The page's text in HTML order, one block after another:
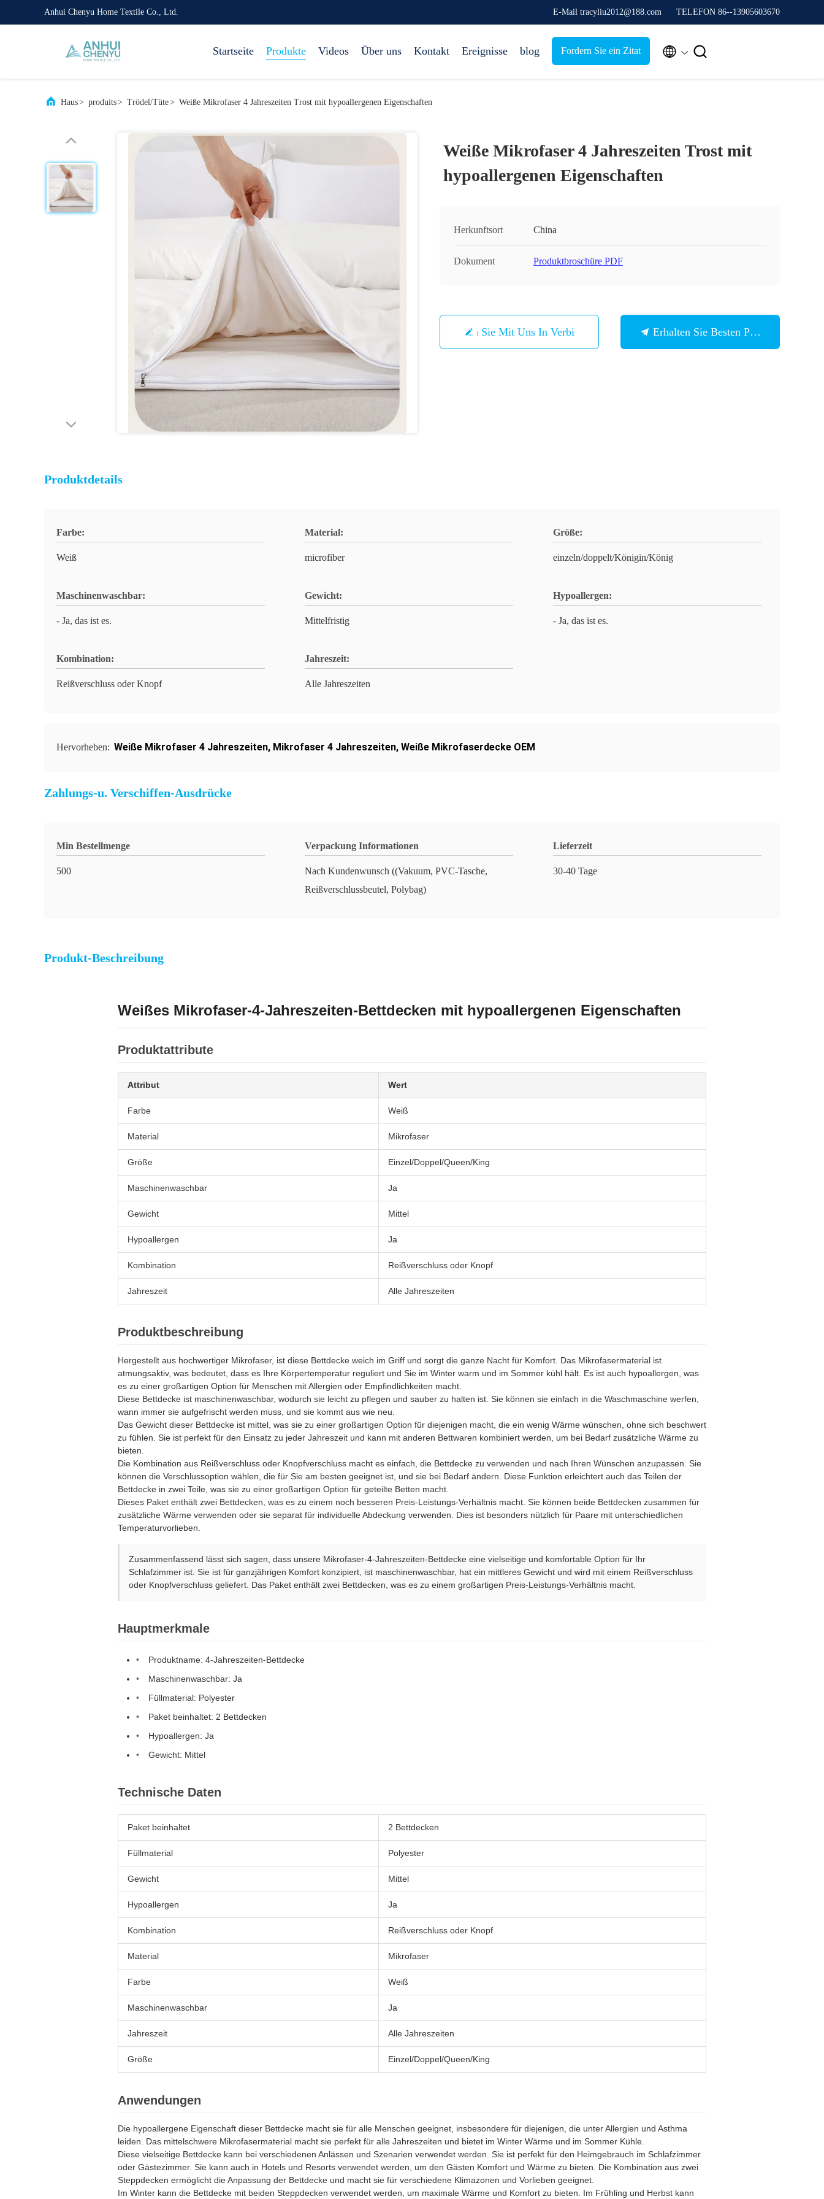
Anhui Chenyu Home Textile Co., Ltd. E-Mail tracyliu2012@188.com TELEFON 86--13905603670
Startseite Produkte Videos Über uns Kontakt Ereignisse blog Fordern Sie ein Zitat  
Haus> produits> Trödel/Tüte> Weiße Mikrofaser 4 Jahreszeiten Trost mit hypoallergenen Eigenschaften
Weiße Mikrofaser 4 Jahreszeiten Trost mit
hypoallergenen Eigenschaften
Herkunftsort China
Dokument Produktbroschüre PDF
Treten Sie Mit Uns In Verbindung Erhalten Sie Besten Preis
Produktdetails
Farbe:
Weiß
Material:
microfiber
Größe:
einzeln/doppelt/Königin/König
Maschinenwaschbar:
- Ja, das ist es.
Gewicht:
Mittelfristig
Hypoallergen:
- Ja, das ist es.
Kombination:
Reißverschluss oder Knopf
Jahreszeit:
Alle Jahreszeiten
Hervorheben: Weiße Mikrofaser 4 Jahreszeiten, Mikrofaser 4 Jahreszeiten, Weiße Mikrofaserdecke OEM
Zahlungs-u. Verschiffen-Ausdrücke
Min Bestellmenge
500
Verpackung Informationen
Nach Kundenwunsch ((Vakuum, PVC-Tasche,
Reißverschlussbeutel, Polybag)
Lieferzeit
30-40 Tage
Produkt-Beschreibung
Weißes Mikrofaser-4-Jahreszeiten-Bettdecken mit hypoallergenen Eigenschaften
Produktattribute
Attribut Wert
Farbe Weiß
Material Mikrofaser
Größe Einzel/Doppel/Queen/King
Maschinenwaschbar Ja
Gewicht Mittel
Hypoallergen Ja
Kombination Reißverschluss oder Knopf
Jahreszeit Alle Jahreszeiten
Produktbeschreibung
Hergestellt aus hochwertiger Mikrofaser, ist diese Bettdecke weich im Griff und sorgt die ganze Nacht für Komfort. Das Mikrofasermaterial ist
atmungsaktiv, was bedeutet, dass es Ihre Körpertemperatur reguliert und Sie im Winter warm und im Sommer kühl hält. Es ist auch hypoallergen, was
es zu einer großartigen Option für Menschen mit Allergien oder Empfindlichkeiten macht.
Diese Bettdecke ist maschinenwaschbar, wodurch sie leicht zu pflegen und sauber zu halten ist. Sie können sie einfach in die Waschmaschine werfen,
wann immer sie aufgefrischt werden muss, und sie kommt aus wie neu.
Das Gewicht dieser Bettdecke ist mittel, was sie zu einer großartigen Option für diejenigen macht, die ein wenig Wärme wünschen, ohne sich beschwert
zu fühlen. Sie ist perfekt für den Einsatz zu jeder Jahreszeit und kann mit anderen Bettwaren kombiniert werden, um bei Bedarf zusätzliche Wärme zu
bieten.
Die Kombination aus Reißverschluss oder Knopfverschluss macht es einfach, die Bettdecke zu verwenden und nach Ihren Wünschen anzupassen. Sie
können die Verschlussoption wählen, die für Sie am besten geeignet ist, und sie bei Bedarf ändern. Diese Funktion erleichtert auch das Teilen der
Bettdecke in zwei Teile, was sie zu einer großartigen Option für geteilte Betten macht.
Dieses Paket enthält zwei Bettdecken, was es zu einem noch besseren Preis-Leistungs-Verhältnis macht. Sie können beide Bettdecken zusammen für
zusätzliche Wärme verwenden oder sie separat für individuelle Abdeckung verwenden. Dies ist besonders nützlich für Paare mit unterschiedlichen
Temperaturvorlieben.
Zusammenfassend lässt sich sagen, dass unsere Mikrofaser-4-Jahreszeiten-Bettdecke eine vielseitige und komfortable Option für Ihr
Schlafzimmer ist. Sie ist für ganzjährigen Komfort konzipiert, ist maschinenwaschbar, hat ein mittleres Gewicht und wird mit einem Reißverschluss
oder Knopfverschluss geliefert. Das Paket enthält zwei Bettdecken, was es zu einem großartigen Preis-Leistungs-Verhältnis macht.
Hauptmerkmale
Produktname: 4-Jahreszeiten-Bettdecke
Maschinenwaschbar: Ja
Füllmaterial: Polyester
Paket beinhaltet: 2 Bettdecken
Hypoallergen: Ja
Gewicht: Mittel
Technische Daten
Paket beinhaltet 2 Bettdecken
Füllmaterial Polyester
Gewicht Mittel
Hypoallergen Ja
Kombination Reißverschluss oder Knopf
Material Mikrofaser
Farbe Weiß
Maschinenwaschbar Ja
Jahreszeit Alle Jahreszeiten
Größe Einzel/Doppel/Queen/King
Anwendungen
Die hypoallergene Eigenschaft dieser Bettdecke macht sie für alle Menschen geeignet, insbesondere für diejenigen, die unter Allergien und Asthma
leiden. Das mittelschwere Mikrofasermaterial macht sie perfekt für alle Jahreszeiten und bietet im Winter Wärme und im Sommer Kühle.
Diese vielseitige Bettdecke kann bei verschiedenen Anlässen und Szenarien verwendet werden. Sie ist perfekt für den Heimgebrauch im Schlafzimmer
oder Gästezimmer. Sie kann auch in Hotels und Resorts verwendet werden, um den Gästen Komfort und Wärme zu bieten. Die Kombination aus zwei
Steppdecken ermöglicht die Anpassung der Bettdecke und macht sie für verschiedene Klimazonen und Vorlieben geeignet.
Im Winter kann die Bettdecke mit beiden Steppdecken verwendet werden, um maximale Wärme und Komfort zu bieten. Im Frühling und Herbst kann